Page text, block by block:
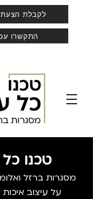
לקבלת
התקשרו
טכנו כל
מסגרות ברזל
על עיצוב